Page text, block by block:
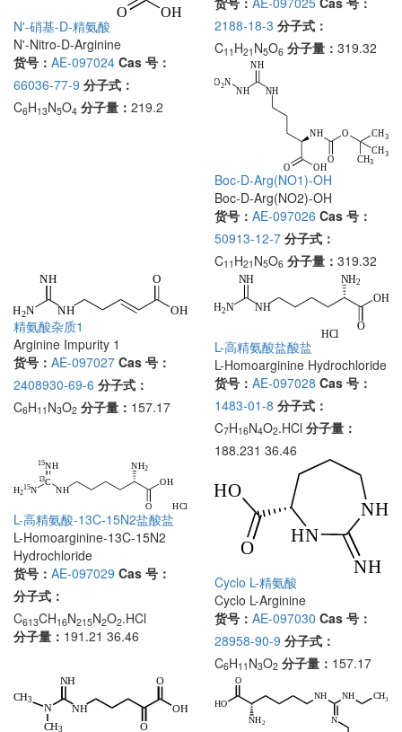
N'-硝基-D-精氨酸
N'-Nitro-D-Arginine
货号： AE-097024 Cas 号：
66036-77-9 分子式：
C6H13N5O4 分子量： 219.2
2188-18-3 分子式：
C11 H21 N5O6 分子量： 319.32
Boc-D-Arg(NO1)-OH
Boc-D-Arg(NO2)-OH
货号： AE-097026 Cas 号：
50913-12-7 分子式：
C11 H21 N5O6 分子量： 319.32
精氨酸杂质1
Arginine Impurity 1
货号： AE-097027 Cas 号：
2408930-69-6 分子式：
C6H11 N3O2 分子量： 157.17
L-高精氨酸盐酸盐
L-Homoarginine Hydrochloride
货号： AE-097028 Cas 号：
1483-01-8 分子式：
C7H16N4O2.HCl 分子量：
188.231 36.46
L-高精氨酸-13C-15N2盐酸盐
L-Homoarginine-13C-15N2
Hydrochloride
货号： AE-097029 Cas 号：
分子式：
C613CH16N215N2O2.HCl
分子量： 191.21 36.46
Cyclo L-精氨酸
Cyclo L-Arginine
货号： AE-097030 Cas 号：
28958-90-9 分子式：
C6H11 N3O2 分子量： 157.17